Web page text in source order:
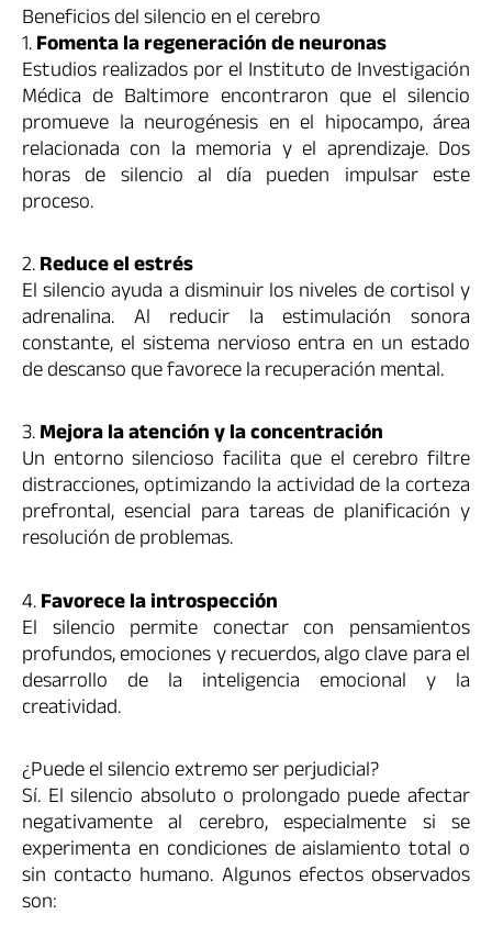
Beneficios del silencio en el cerebro
1.Fomenta la regeneración de neuronas
Estudios realizados por el Instituto de Investigación
Médica de Baltimore encontraron que el silencio
promueve la neurogénesis en el hipocampo, área
relacionada con la memoria y el aprendizaje. Dos
horas de silencio al día pueden impulsar este
proceso.
2.Reduce el estrés
El silencio ayuda a disminuir los niveles de cortisol y
adrenalina. Al reducir la estimulación sonora
constante, el sistema nervioso entra en un estado
de descanso que favorece la recuperación mental.
3.Mejora la atención y la concentración
Un entorno silencioso facilita que el cerebro filtre
distracciones, optimizando la actividad de la corteza
prefrontal, esencial para tareas de planificación y
resolución de problemas.
4.Favorece la introspección
El silencio permite conectar con pensamientos
profundos, emociones y recuerdos, algo clave para el
desarrollo de la inteligencia emocional y la
creatividad.
¿Puede el silencio extremo ser perjudicial?
Sí. El silencio absoluto o prolongado puede afectar
negativamente al cerebro, especialmente si se
experimenta en condiciones de aislamiento total o
sin contacto humano. Algunos efectos observados
son: